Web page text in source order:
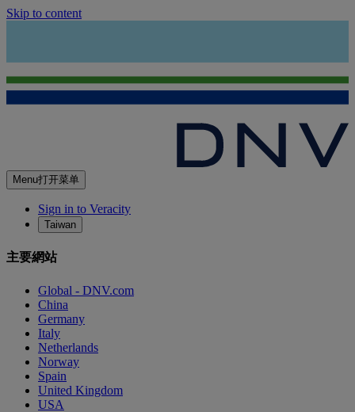
Skip to content
Menu打开菜单
Sign in to Veracity
Taiwan
主要網站
Global - DNV.com
China
Germany
Italy
Netherlands
Norway
Spain
United Kingdom
USA